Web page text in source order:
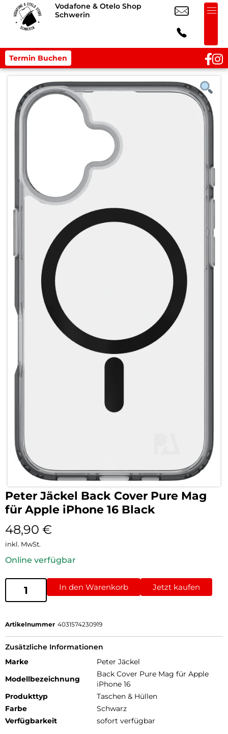
Vodafone & Otelo Shop
Schwerin
Termin Buchen
Peter Jäckel Back Cover Pure Mag
für Apple iPhone 16 Black
48,90 €
inkl. MwSt.
Online verfügbar
In den Warenkorb Jetzt kaufen
Artikelnummer 4031574230919
Zusätzliche Informationen
Marke
Peter Jäckel
Modellbezeichnung
Back Cover Pure Mag für Apple
iPhone 16
Produkttyp
Taschen & Hüllen
Farbe
Schwarz
Verfügbarkeit
sofort verfügbar